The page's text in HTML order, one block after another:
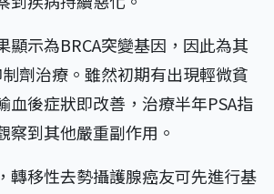
顯示為BRCA突變基因，因此為其
劑治療。雖然初期有出現輕微貧
血後症狀即改善，治療半年PSA指
察到其他嚴重副作用。
轉移性去勢攝護腺癌友可先進行基